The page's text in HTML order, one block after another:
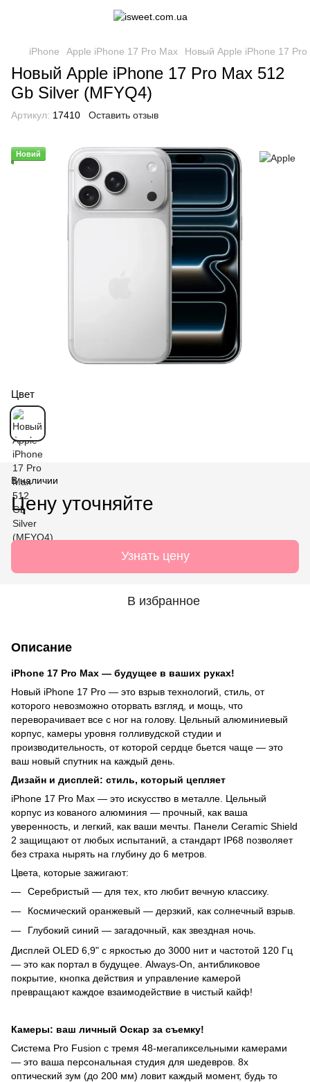
iPhone Apple iPhone 17 Pro Max Новый Apple iPhone 17
Новый Apple iPhone 17 Pro Max 512
Gb Silver (MFYQ4)
Артикул: 17410 Оставить отзыв
Новий
Цвет
В наличии
Цену уточняйте
Узнать цену
В избранное
Описание
iPhone 17 Pro Max — будущее в ваших руках!
Новый iPhone 17 Pro — это взрыв технологий, стиль, от
которого невозможно оторвать взгляд, и мощь, что
переворачивает все с ног на голову. Цельный алюминиевый
корпус, камеры уровня голливудской студии и
производительность, от которой сердце бьется чаще — это
ваш новый спутник на каждый день.
Дизайн и дисплей: стиль, который цепляет
iPhone 17 Pro Max — это искусство в металле. Цельный
корпус из кованого алюминия — прочный, как ваша
уверенность, и легкий, как ваши мечты. Панели Ceramic Shield
2 защищают от любых испытаний, а стандарт IP68 позволяет
без страха нырять на глубину до 6 метров.
Цвета, которые зажигают:
Серебристый — для тех, кто любит вечную классику.
Космический оранжевый — дерзкий, как солнечный взрыв.
Глубокий синий — загадочный, как звездная ночь.
Дисплей OLED 6,9" с яркостью до 3000 нит и частотой 120 Гц
— это как портал в будущее. Always-On, антибликовое
покрытие, кнопка действия и управление камерой
превращают каждое взаимодействие в чистый кайф!
Камеры: ваш личный Оскар за съемку!
Система Pro Fusion с тремя 48-мегапиксельными камерами
— это ваша персональная студия для шедевров. 8x
оптический зум (до 200 мм) ловит каждый момент, будь то